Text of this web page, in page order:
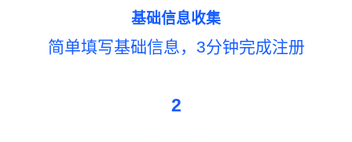
基础信息收集
简单填写基础信息，3分钟完成注册
2